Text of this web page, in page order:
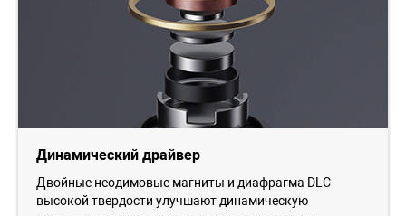
Динамический драйвер
Двойные неодимовые магниты и диафрагма DLC
высокой твердости улучшают динамическую